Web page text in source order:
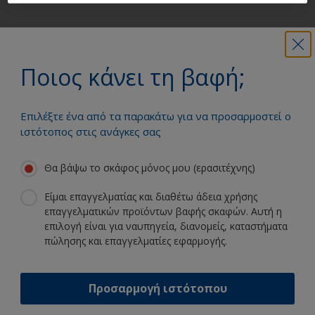
Ποιος κάνει τη βαφή;
Επιλέξτε ένα από τα παρακάτω για να προσαρμοστεί ο
ιστότοπος στις ανάγκες σας
Θα βάψω το σκάφος μόνος μου (ερασιτέχνης)
Είμαι επαγγελματίας και διαθέτω άδεια χρήσης
επαγγελματικών προϊόντων βαφής σκαφών. Αυτή η
επιλογή είναι για ναυπηγεία, διανομείς, καταστήματα
πώλησης και επαγγελματίες εφαρμογής.
Προσαρμογή ιστότοπου
Επωφεληθείτε από τη συνεχή μας
καινοτομία και επιστημονική
Ακολουθήστε την International: